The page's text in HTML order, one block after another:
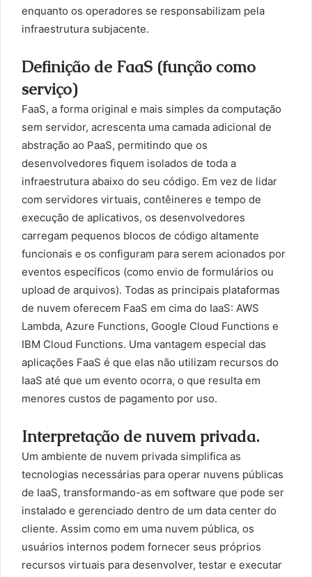
enquanto os operadores se responsabilizam pela
infraestrutura subjacente.
Definição de FaaS (função como
serviço)
FaaS, a forma original e mais simples da computação
sem servidor, acrescenta uma camada adicional de
abstração ao PaaS, permitindo que os
desenvolvedores fiquem isolados de toda a
infraestrutura abaixo do seu código. Em vez de lidar
com servidores virtuais, contêineres e tempo de
execução de aplicativos, os desenvolvedores
carregam pequenos blocos de código altamente
funcionais e os configuram para serem acionados por
eventos específicos (como envio de formulários ou
upload de arquivos). Todas as principais plataformas
de nuvem oferecem FaaS em cima do IaaS: AWS
Lambda, Azure Functions, Google Cloud Functions e
IBM Cloud Functions. Uma vantagem especial das
aplicações FaaS é que elas não utilizam recursos do
IaaS até que um evento ocorra, o que resulta em
menores custos de pagamento por uso.
Interpretação de nuvem privada.
Um ambiente de nuvem privada simplifica as
tecnologias necessárias para operar nuvens públicas
de IaaS, transformando-as em software que pode ser
instalado e gerenciado dentro de um data center do
cliente. Assim como em uma nuvem pública, os
usuários internos podem fornecer seus próprios
recursos virtuais para desenvolver, testar e executar